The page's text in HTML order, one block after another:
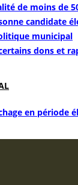
de moins de
candidate
municipal
dons et
en période